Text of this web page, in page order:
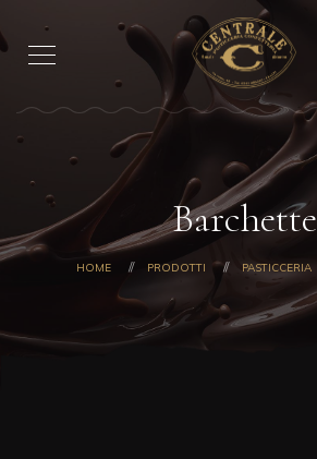
Barchette
HOME PRODOTTI PASTICCERIA